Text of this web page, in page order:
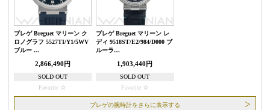
ブレゲ Breguet マリーン ク
ロノグラフ 5527TI/Y1/5WV
ブルー …
2,866,490円
SOLD OUT
Favorite
ブレゲ Breguet マリーン レ
ディ 9518ST/E2/984/D000 ブ
ルーラ…
1,903,440円
SOLD OUT
Favorite
ブレゲの腕時計をさらに表示する